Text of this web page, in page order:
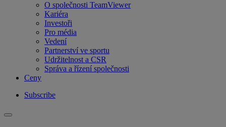
O společnosti TeamViewer
Kariéra
Investoři
Pro média
Vedení
Partnerství ve sportu
Udržitelnost a CSR
Správa a řízení společnosti
Ceny
Subscribe